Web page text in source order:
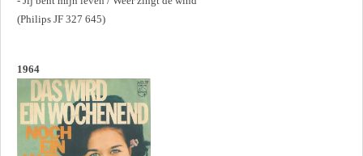
(Philips JF 327 645)
1964